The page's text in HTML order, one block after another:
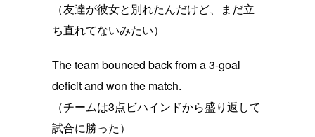
（友達が彼女と別れたんだけど、まだ立
ち直れてないみたい）
The team bounced back from a 3-goal
deficit and won the match.
（チームは3点ビハインドから盛り返して
試合に勝った）